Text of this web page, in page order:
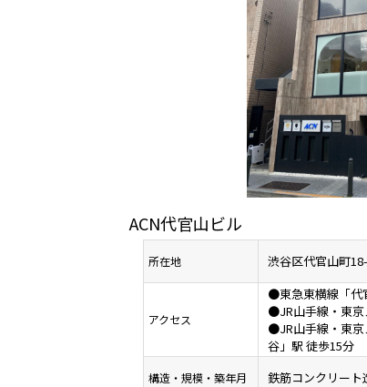
ACN代官山ビル
所在地 渋谷区代官山町
アクセス
●東急東横線「
●JR山手線・東京
●JR山手線・東京
谷」駅 徒歩15分
構造・規模・ 築年月 鉄筋コンクリー